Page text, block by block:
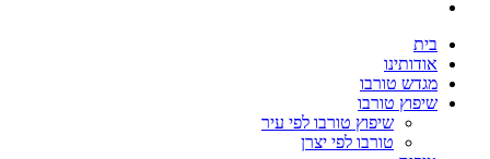
בית
אודותינו
מגדש טורבו
שיפוץ טורבו
שיפוץ טורבו לפי עיר
טורבו לפי יצרן